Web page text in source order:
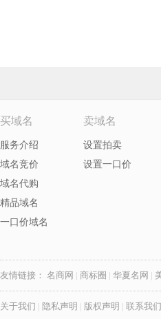
买域名
服务介绍
域名竞价
域名代购
精品域名
一口价域名
卖域名
设置拍卖
设置一口价
友情链接： 名商网 | 商标圈 | 华夏名网 |
关于我们 | 隐私声明 | 版权声明 | 联系我们